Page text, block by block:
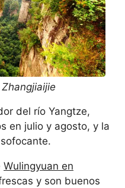
del río Yangtze,
en julio y agosto, y la
Wulingyuan en
y son buenos